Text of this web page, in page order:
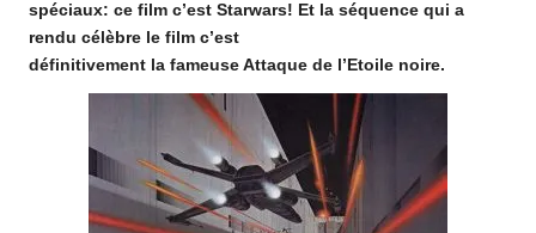
spéciaux: ce film c’est Starwars! Et la séquence qui a
rendu célèbre le film c’est
définitivement la fameuse Attaque de l’Etoile noire.